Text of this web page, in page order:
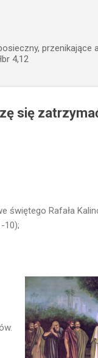
przenikające
4,12
się
świętego Rafała
10);